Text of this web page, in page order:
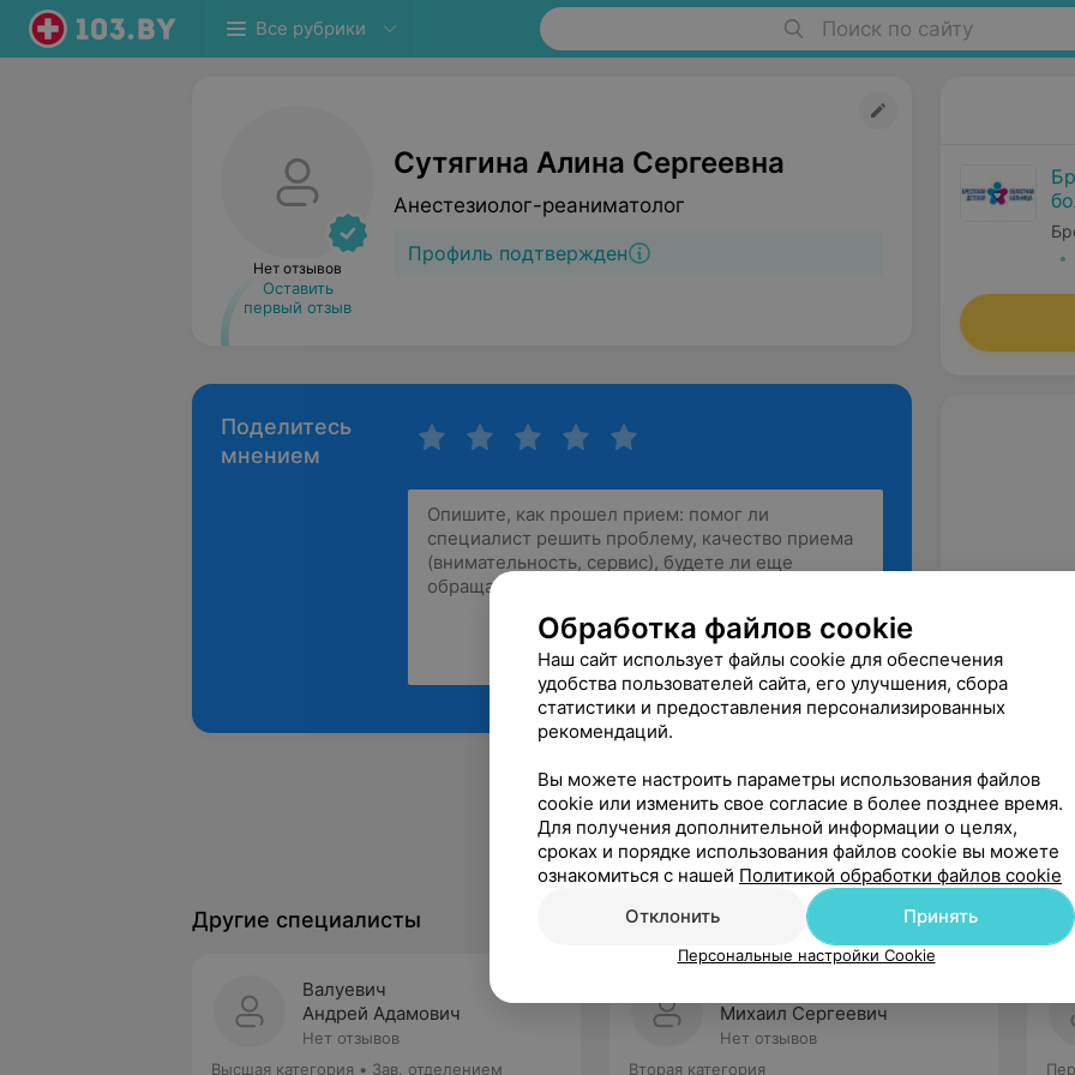
Все рубрики Поиск по сайту
Нет отзывов
Оставить
первый отзыв
Сутягина Алина Сергеевна
Анестезиолог-реаниматолог
Профиль подтвержден
Поделитесь
мнением
Рекомендую
Другие специалисты
Валуевич
Андрей Адамович
Нет отзывов
Высшая категория • Зав. отделением
Михаил Сергеевич
Нет отзывов
Вторая категория
Обработка файлов cookie
Наш сайт использует файлы cookie для обеспечения
удобства пользователей сайта, его улучшения, сбора
статистики и предоставления персонализированных
рекомендаций.
Вы можете настроить параметры использования файлов
cookie или изменить свое согласие в более позднее время.
Для получения дополнительной информации о целях,
сроках и порядке использования файлов cookie вы можете
ознакомиться с нашей Политикой обработки файлов cookie
Отклонить
Принять
Персональные настройки Cookie